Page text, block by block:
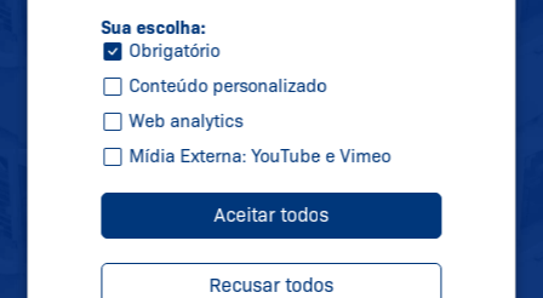
Se inscreva em nossa newsletter e receba
todas as informações sobre novidades,
datas de feiras e novos produtos
diretamente na sua caixa de correio.
Sua escolha:
Obrigatório
Conteúdo personalizado
Web analytics
Mídia Externa: YouTube e Vimeo
Aceitar todos
Recusar todos